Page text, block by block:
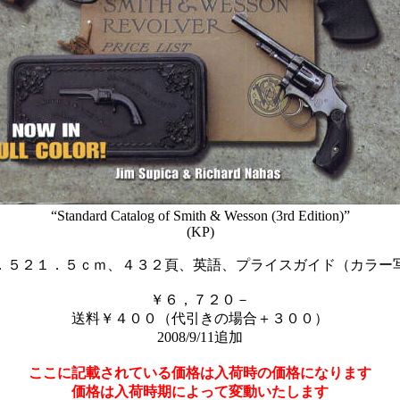
“Standard Catalog of Smith & Wesson (3rd Edition)”
(KP)
５２１．５ｃｍ、４３２頁、英語、プライスガイド（カラー
￥６，７２０－
送料￥４００（代引きの場合＋３００）
2008/9/11追加
ここに記載されている価格は入荷時の価格になります
価格は入荷時期によって変動いたします